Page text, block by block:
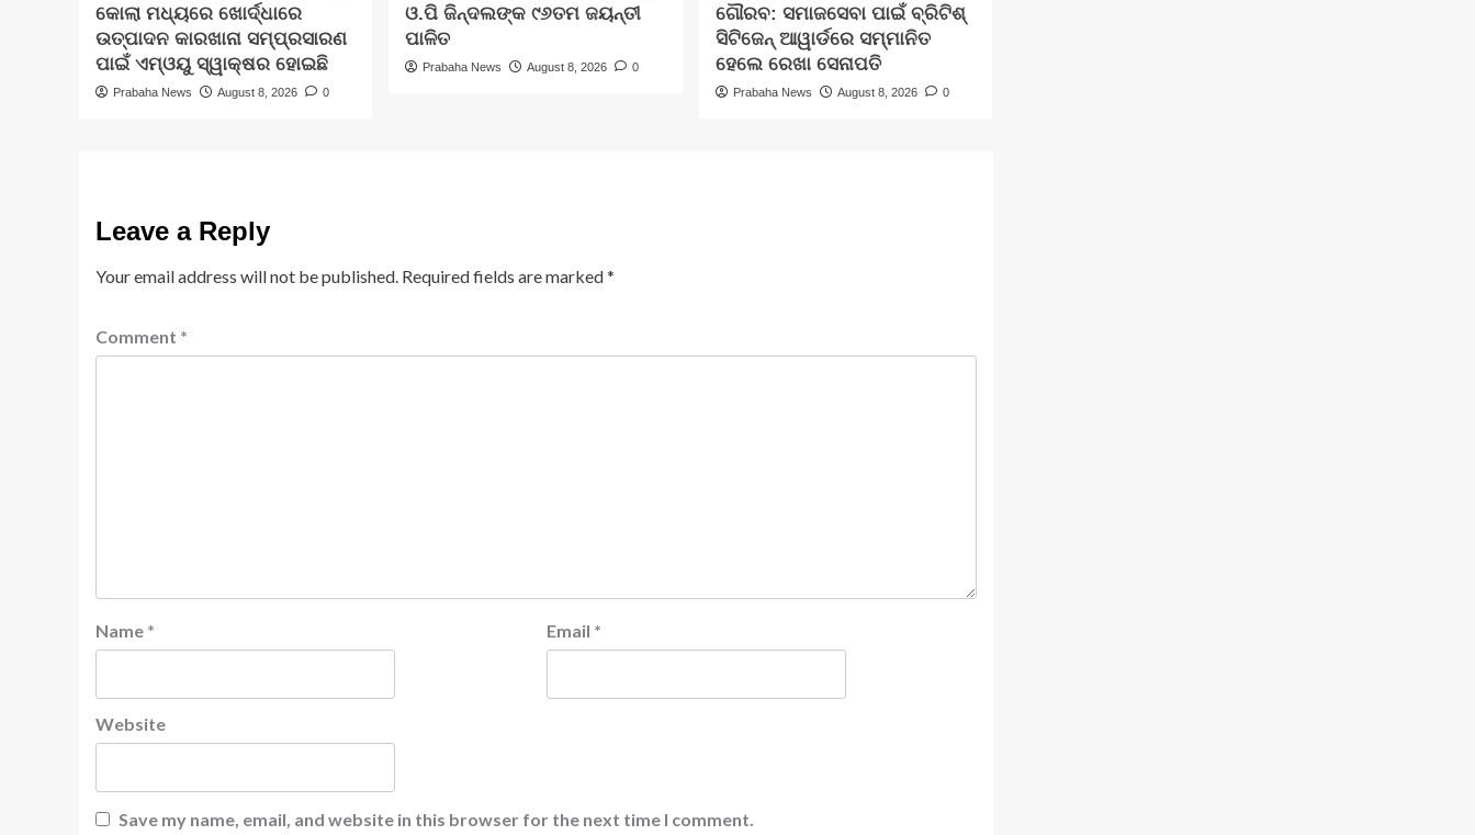
କୋଲା ମଧ୍ୟରେ ଖୋର୍ଦ୍ଧାରେ
ଉତ୍ପାଦନ କାରଖାନା ସମ୍ପ୍ରସାରଣ
ପାଇଁ ଏମ୍‌ଓୟୁ ସ୍ୱାକ୍ଷର ହୋଇଛି
Prabaha News August 8, 2026 0
ଓ.ପି ଜିନ୍ଦଲଙ୍କ ୯୬ତମ ଜୟନ୍ତୀ
ପାଳିତ
Prabaha News August 8, 2026 0
ଗୌରବ: ସମାଜସେବା ପାଇଁ ବ୍ରିଟିଶ୍
ସିଟିଜେନ୍ ଆୱାର୍ଡରେ ସମ୍ମାନିତ
ହେଲେ ରେଖା ସେନାପତି
Prabaha News August 8, 2026 0
Leave a Reply
Your email address will not be published. Required fields are marked*
Comment *
Name * Email *
Website
Save my name, email, and website in this browser for the next time I comment.